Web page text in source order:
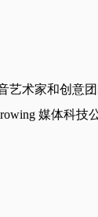
术家和创意
媒体科技